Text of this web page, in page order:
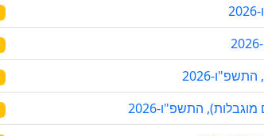
2026
התשפ"ו-2026